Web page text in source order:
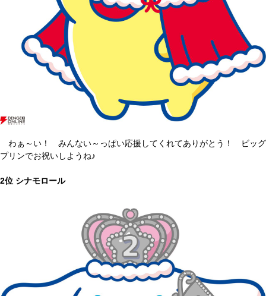
わぁ～い！ みんない～っぱい応援してくれてありがとう！ ビッグ
プリンでお祝いしようね♪
2位 シナモロール